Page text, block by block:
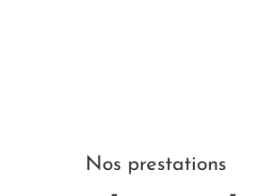
Nos prestations